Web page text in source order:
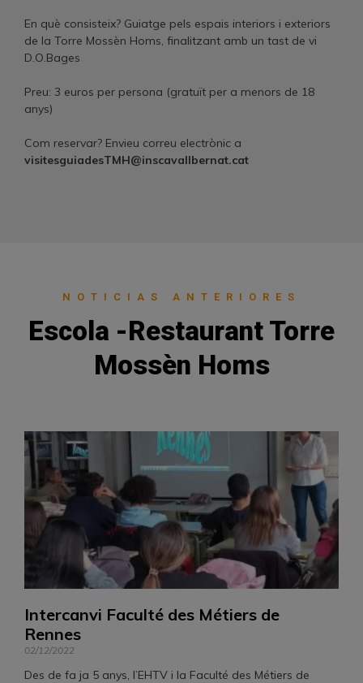
En què consisteix? Guiatge pels espais interiors i exteriors
de la Torre Mossèn Homs, finalitzant amb un tast de vi
D.O.Bages
Preu: 3 euros per persona (gratuït per a menors de 18
anys)
Com reservar? Envieu correu electrònic a
visitesguiadesTMH@inscavallbernat.cat
NOTICIAS ANTERIORES
Escola -Restaurant Torre
Mossèn Homs
Intercanvi Faculté des Métiers de
Rennes
02/12/2022
Des de fa ja 5 anys, l’EHTV i la Faculté des Métiers de